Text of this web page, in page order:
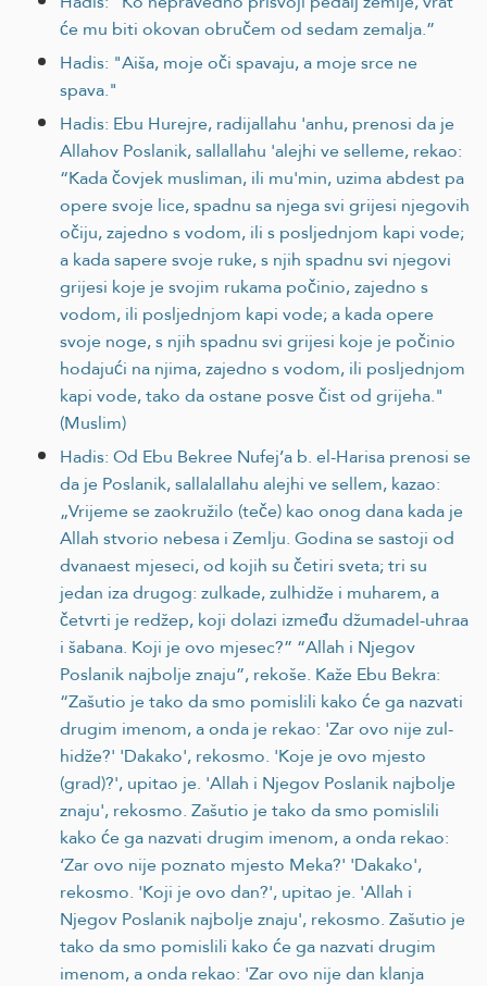
će mu biti okovan obručem od sedam zemalja.”
Hadis: "Aiša, moje oči spavaju, a moje srce ne
spava."
Hadis: Ebu Hurejre, radijallahu 'anhu, prenosi da je
Allahov Poslanik, sallallahu 'alejhi ve selleme, rekao:
“Kada čovjek musliman, ili mu'min, uzima abdest pa
opere svoje lice, spadnu sa njega svi grijesi njegovih
očiju, zajedno s vodom, ili s posljednjom kapi vode;
a kada sapere svoje ruke, s njih spadnu svi njegovi
grijesi koje je svojim rukama počinio, zajedno s
vodom, ili posljednjom kapi vode; a kada opere
svoje noge, s njih spadnu svi grijesi koje je počinio
hodajući na njima, zajedno s vodom, ili posljednjom
kapi vode, tako da ostane posve čist od grijeha."
(Muslim)
Hadis: Od Ebu Bekree Nufej’a b. el-Harisa prenosi se
da je Poslanik, sallalallahu alejhi ve sellem, kazao:
„Vrijeme se zaokružilo (teče) kao onog dana kada je
Allah stvorio nebesa i Zemlju. Godina se sastoji od
dvanaest mjeseci, od kojih su četiri sveta; tri su
jedan iza drugog: zulkade, zulhidže i muharem, a
četvrti je redžep, koji dolazi između džumadel-uhraa
i šabana. Koji je ovo mjesec?” “Allah i Njegov
Poslanik najbolje znaju”, rekoše. Kaže Ebu Bekra:
“Zašutio je tako da smo pomislili kako će ga nazvati
drugim imenom, a onda je rekao: 'Zar ovo nije zul-
hidže?' 'Dakako', rekosmo. 'Koje je ovo mjesto
(grad)?', upitao je. 'Allah i Njegov Poslanik najbolje
znaju', rekosmo. Zašutio je tako da smo pomislili
kako će ga nazvati drugim imenom, a onda rekao:
‘Zar ovo nije poznato mjesto Meka?' 'Dakako',
rekosmo. 'Koji je ovo dan?', upitao je. 'Allah i
Njegov Poslanik najbolje znaju', rekosmo. Zašutio je
tako da smo pomislili kako će ga nazvati drugim
imenom, a onda rekao: 'Zar ovo nije dan klanja